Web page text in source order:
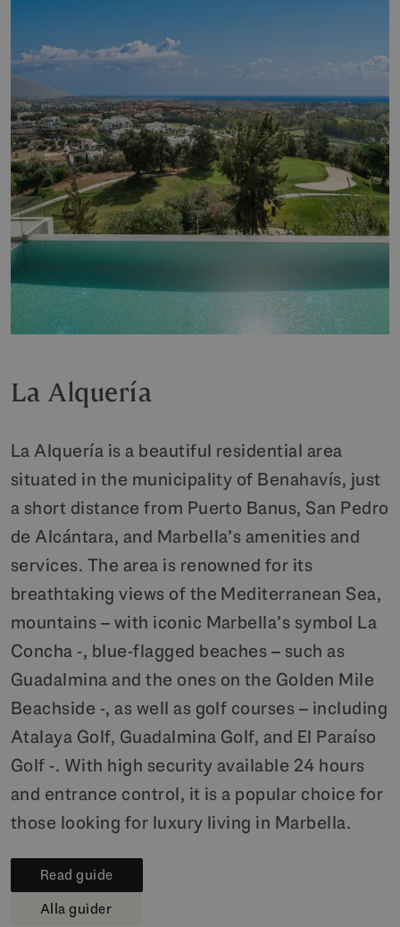
La Alquería
La Alquería is a beautiful residential area
situated in the municipality of Benahavís, just
a short distance from Puerto Banus, San Pedro
de Alcántara, and Marbella’s amenities and
services. The area is renowned for its
breathtaking views of the Mediterranean Sea,
mountains – with iconic Marbella’s symbol La
Concha -, blue-flagged beaches – such as
Guadalmina and the ones on the Golden Mile
Beachside -, as well as golf courses – including
Atalaya Golf, Guadalmina Golf, and El Paraíso
Golf -. With high security available 24 hours
and entrance control, it is a popular choice for
those looking for luxury living in Marbella.
Read guide
Alla guider